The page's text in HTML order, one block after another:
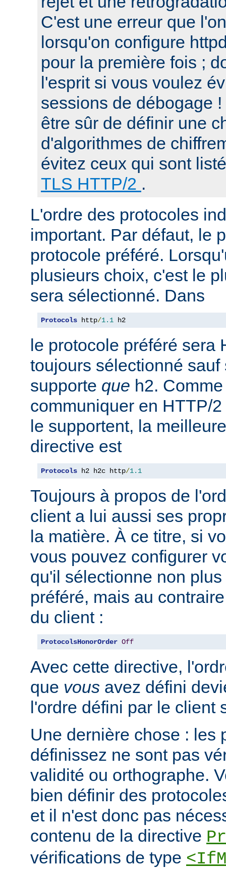
C'est une erreur que
lorsqu'on configure
pour la première fois ;
l'esprit si vous voulez
sessions de débogage
être sûr de définir une
d'algorithmes de
évitez ceux qui sont
TLS HTTP/2 .
L'ordre des protocoles
important. Par défaut, le
protocole préféré.
plusieurs choix, c'est le
sera sélectionné. Dans
Protocols http/1.1 h2
le protocole préféré sera
toujours sélectionné sauf
supporte que h2.
communiquer en HTTP/
le supportent, la
directive est
Protocols h2 h2c http/1.1
Toujours à propos de
client a lui aussi ses
la matière. À ce titre, si
vous pouvez configurer
qu'il sélectionne non
préféré, mais au
du client :
ProtocolsHonorOrder Off
Avec cette directive,
que vous avez défini
l'ordre défini par le client
Une dernière chose : les
définissez ne sont pas
validité ou orthographe.
bien définir des
et il n'est donc pas
contenu de la directive
vérifications de type